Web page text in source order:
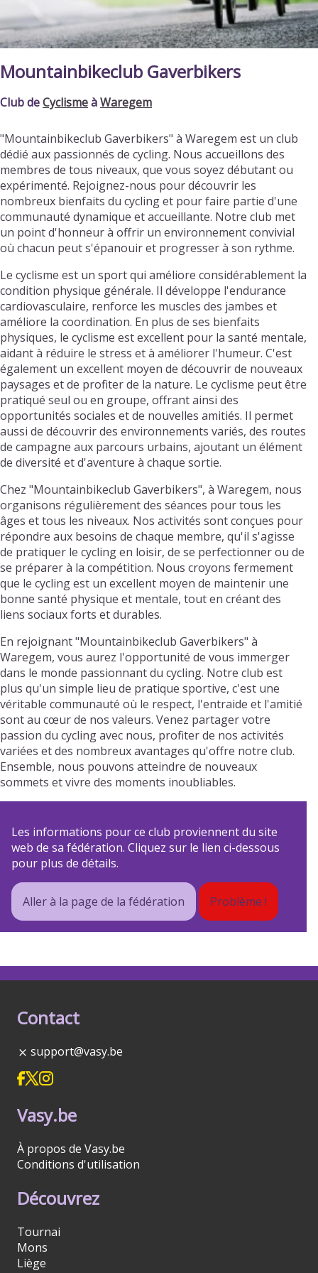
Mountainbikeclub Gaverbikers
Club deCyclismeàWaregem
"Mountainbikeclub Gaverbikers" à Waregem est un club
dédié aux passionnés de cycling. Nous accueillons des
membres de tous niveaux, que vous soyez débutant ou
expérimenté. Rejoignez-nous pour découvrir les
nombreux bienfaits du cycling et pour faire partie d'une
communauté dynamique et accueillante. Notre club met
un point d'honneur à offrir un environnement convivial
où chacun peut s'épanouir et progresser à son rythme.
Le cyclisme est un sport qui améliore considérablement la
condition physique générale. Il développe l'endurance
cardiovasculaire, renforce les muscles des jambes et
améliore la coordination. En plus de ses bienfaits
physiques, le cyclisme est excellent pour la santé mentale,
aidant à réduire le stress et à améliorer l'humeur. C'est
également un excellent moyen de découvrir de nouveaux
paysages et de profiter de la nature. Le cyclisme peut être
pratiqué seul ou en groupe, offrant ainsi des
opportunités sociales et de nouvelles amitiés. Il permet
aussi de découvrir des environnements variés, des routes
de campagne aux parcours urbains, ajoutant un élément
de diversité et d'aventure à chaque sortie.
Chez "Mountainbikeclub Gaverbikers", à Waregem, nous
organisons régulièrement des séances pour tous les
âges et tous les niveaux. Nos activités sont conçues pour
répondre aux besoins de chaque membre, qu'il s'agisse
de pratiquer le cycling en loisir, de se perfectionner ou de
se préparer à la compétition. Nous croyons fermement
que le cycling est un excellent moyen de maintenir une
bonne santé physique et mentale, tout en créant des
liens sociaux forts et durables.
En rejoignant "Mountainbikeclub Gaverbikers" à
Waregem, vous aurez l'opportunité de vous immerger
dans le monde passionnant du cycling. Notre club est
plus qu'un simple lieu de pratique sportive, c'est une
véritable communauté où le respect, l'entraide et l'amitié
sont au cœur de nos valeurs. Venez partager votre
passion du cycling avec nous, profiter de nos activités
variées et des nombreux avantages qu'offre notre club.
Ensemble, nous pouvons atteindre de nouveaux
sommets et vivre des moments inoubliables.
Les informations pour ce club proviennent du site
web de sa fédération. Cliquez sur le lien ci-dessous
pour plus de détails.
Aller à la page de la fédération Problème !
Contact
support@vasy.be
Vasy.be
À propos de Vasy.be
Conditions d'utilisation
Découvrez
Tournai
Mons
Liège